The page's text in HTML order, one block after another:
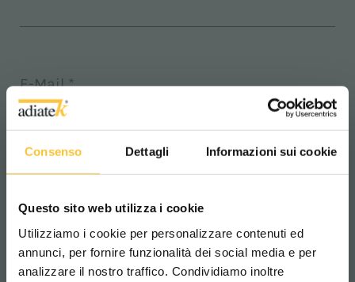
Consenso Dettagli Informazioni sui cookie
Questo sito web utilizza i cookie
Utilizziamo i cookie per personalizzare contenuti ed
annunci, per fornire funzionalità dei social media e per
analizzare il nostro traffico. Condividiamo inoltre
E-Mail *